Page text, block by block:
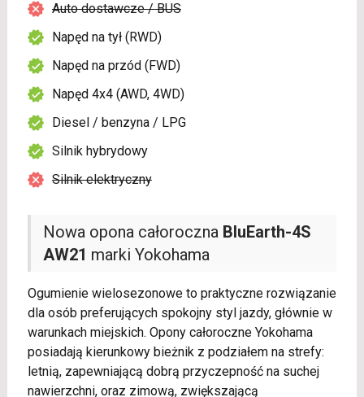
Nowa opona całoroczna BluEarth-4S
AW21 marki Yokohama
Ogumienie wielosezonowe to praktyczne rozwiązanie
dla osób preferujących spokojny styl jazdy, głównie w
warunkach miejskich. Opony całoroczne Yokohama
posiadają kierunkowy bieżnik z podziałem na strefy:
letnią, zapewniającą dobrą przyczepność na suchej
nawierzchni, oraz zimową, zwiększającą
Auto dostawcze / BUS
Napęd na tył (RWD)
Napęd na przód (FWD)
Napęd 4x4 (AWD, 4WD)
Diesel / benzyna / LPG
Silnik hybrydowy
Silnik elektryczny